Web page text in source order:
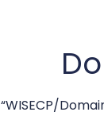
“WISECP/